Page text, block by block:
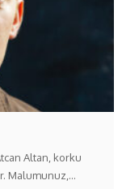
Altan, korku
Malumunuz,…